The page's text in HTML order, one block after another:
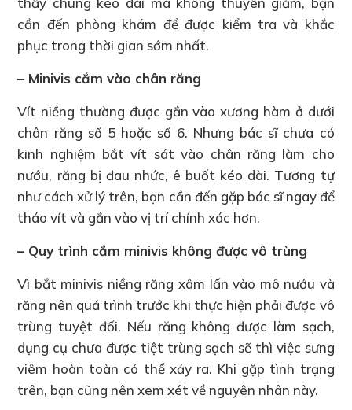
cần đến phòng khám để được kiểm tra và khắc
phục trong thời gian sớm nhất.
– Minivis cắm vào chân răng
Vít niềng thường được gắn vào xương hàm ở dưới
chân răng số 5 hoặc số 6. Nhưng bác sĩ chưa có
kinh nghiệm bắt vít sát vào chân răng làm cho
nướu, răng bị đau nhức, ê buốt kéo dài. Tương tự
như cách xử lý trên, bạn cần đến gặp bác sĩ ngay để
tháo vít và gắn vào vị trí chính xác hơn.
– Quy trình cắm minivis không được vô trùng
Vì bắt minivis niềng răng xâm lấn vào mô nướu và
răng nên quá trình trước khi thực hiện phải được vô
trùng tuyệt đối. Nếu răng không được làm sạch,
dụng cụ chưa được tiệt trùng sạch sẽ thì việc sưng
viêm hoàn toàn có thể xảy ra. Khi gặp tình trạng
trên, bạn cũng nên xem xét về nguyên nhân này.